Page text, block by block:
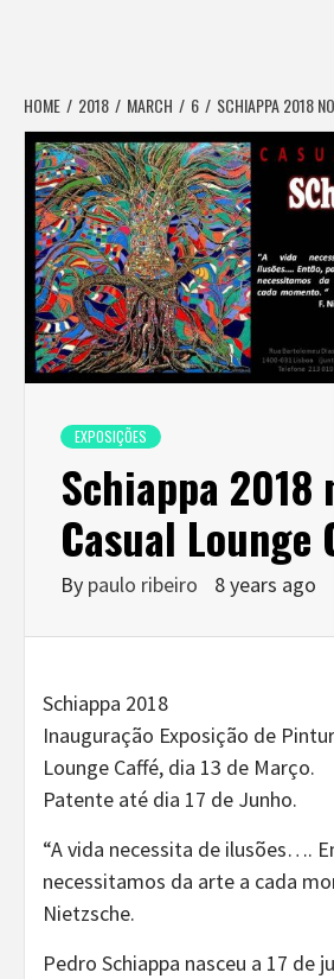
HOME 2018 MARCH 6 SCHIAPPA 2018
EXPOSIÇÕES
Schiappa 2018
Casual Lounge
By paulo ribeiro 8 years ago
Schiappa 2018
Inauguração Exposição de
Lounge Caffé, dia 13 de Março.
Patente até dia 17 de Junho.
“A vida necessita de ilusões….
necessitamos da arte a cada
Nietzsche.
Pedro Schiappa nasceu a 17 de